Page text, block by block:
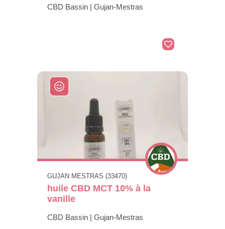
CBD Bassin | Gujan-Mestras
GUJAN MESTRAS (33470)
huile CBD MCT 10% à la
vanille
CBD Bassin | Gujan-Mestras